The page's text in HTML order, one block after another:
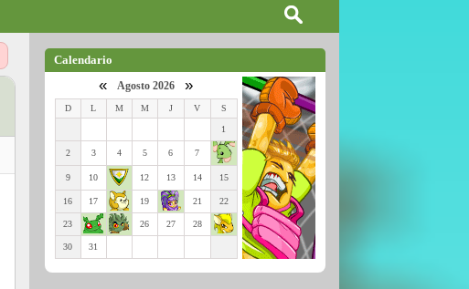
Calendario
« Agosto 2026 »
D L M M J V S
1
2 3 4 5 6 7
9 10 12 13 14 15
16 17 19 21 22
23 26 27 28
30 31